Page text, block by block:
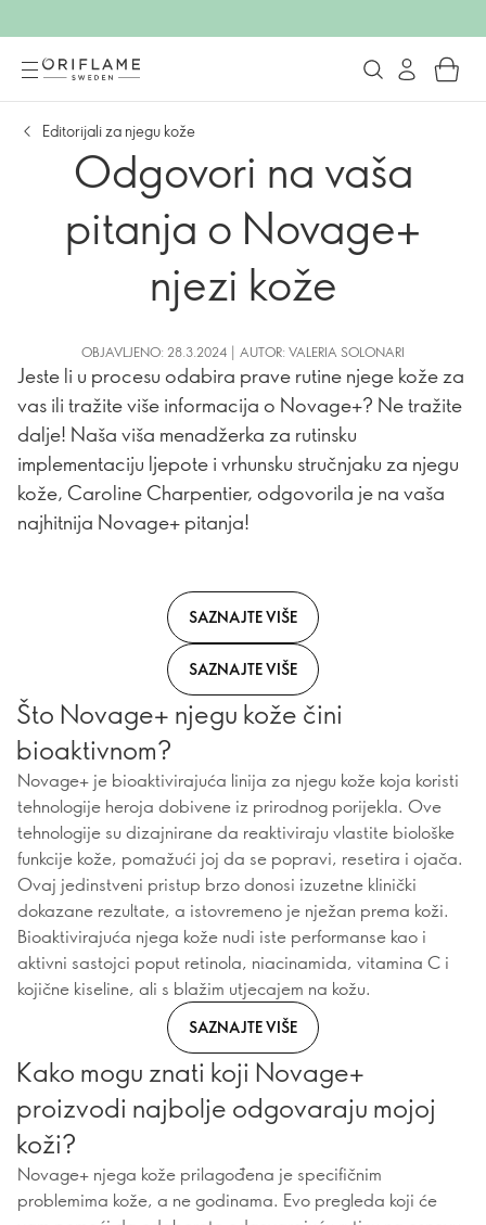
Editorijali za njegu kože
Odgovori na vaša
pitanja o Novage+
njezi kože
OBJAVLJENO: 28.3.2024 | AUTOR: VALERIA SOLONARI
Jeste li u procesu odabira prave rutine njege kože za
vas ili tražite više informacija o Novage+? Ne tražite
dalje! Naša viša menadžerka za rutinsku
implementaciju ljepote i vrhunsku stručnjaku za njegu
kože, Caroline Charpentier, odgovorila je na vaša
najhitnija Novage+ pitanja!
SAZNAJTE VIŠE
SAZNAJTE VIŠE
Što Novage+ njegu kože čini
bioaktivnom?
Novage+ je bioaktivirajuća linija za njegu kože koja koristi
tehnologije heroja dobivene iz prirodnog porijekla. Ove
tehnologije su dizajnirane da reaktiviraju vlastite biološke
funkcije kože, pomažući joj da se popravi, resetira i ojača.
Ovaj jedinstveni pristup brzo donosi izuzetne klinički
dokazane rezultate, a istovremeno je nježan prema koži.
Bioaktivirajuća njega kože nudi iste performanse kao i
aktivni sastojci poput retinola, niacinamida, vitamina C i
kojične kiseline, ali s blažim utjecajem na kožu.
SAZNAJTE VIŠE
Kako mogu znati koji Novage+
proizvodi najbolje odgovaraju mojoj
koži?
Novage+ njega kože prilagođena je specifičnim
problemima kože, a ne godinama. Evo pregleda koji će